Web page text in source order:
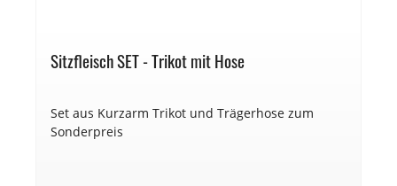
Sitzfleisch SET - Trikot mit Hose
Set aus Kurzarm Trikot und Trägerhose zum
Sonderpreis